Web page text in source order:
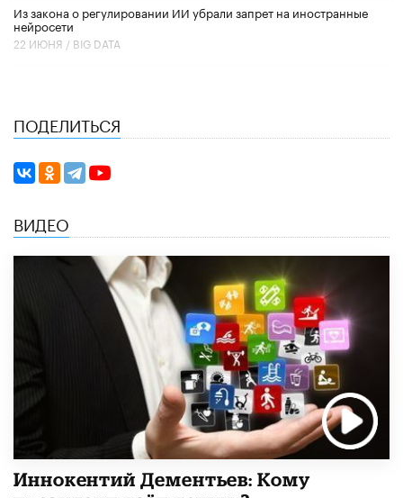
Из закона о регулировании ИИ убрали запрет на иностранные
нейросети
22 ИЮНЯ / BIG DATA
ПОДЕЛИТЬСЯ
ВИДЕО
Иннокентий Дементьев: Кому